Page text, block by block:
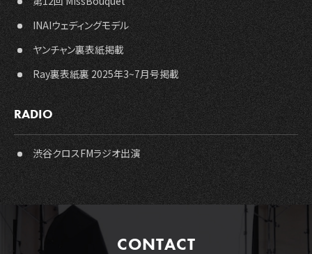
INAIウェディングモデル
ヤンチャン裏表紙掲載
Ray裏表紙裏 2025年3~7月号掲載
RADIO
渋谷クロスFMラジオ出演
CONTACT